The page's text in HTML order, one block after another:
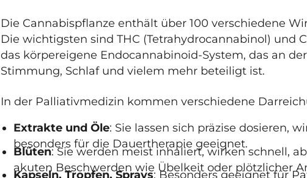
Die Cannabispflanze enthält über 100 verschiedene
Die wichtigsten sind THC (Tetrahydrocannabinol) und
das körpereigene Endocannabinoid-System, das an
Stimmung, Schlaf und vielem mehr beteiligt ist.
In der Palliativmedizin kommen verschiedene
Extrakte und Öle: Sie lassen sich präzise dosieren,
besonders für die Dauertherapie geeignet.
Blüten: Sie werden meist inhaliert, wirken schnell,
akuten Beschwerden wie Übelkeit oder plötzlicher
Kapseln, Tropfen, Sprays: Besonders geeignet für